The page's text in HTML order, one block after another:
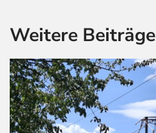
Weitere Beiträge